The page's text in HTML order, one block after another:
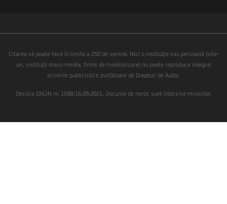
Citarea se poate face în limita a 250 de semne. Nici o instituţie sau persoană (site-
uri, instituţii mass-media, firme de monitorizare) nu poate reproduce integral
scrierile publicistice purtătoare de Drepturi de Autor.
Decizia ONJN nr. 1598/16.09.2021. Jocurile de noroc sunt interzise minorilor.